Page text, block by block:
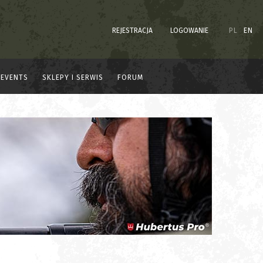
REJESTRACJA LOGOWANIE PL EN
EVENTS SKLEPY I SERWIS FORUM